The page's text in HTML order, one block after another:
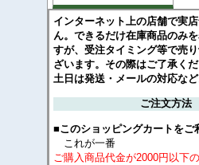
インターネット上の店舗で実
ん。できるだけ在庫商品のみ
すが、受注タイミング等で売
ざいます。その際はご了承く
土日は発送・メールの対応など
ご注文方法
■このショッピングカートをご
これが一番
ご購入商品代金が2000円以下